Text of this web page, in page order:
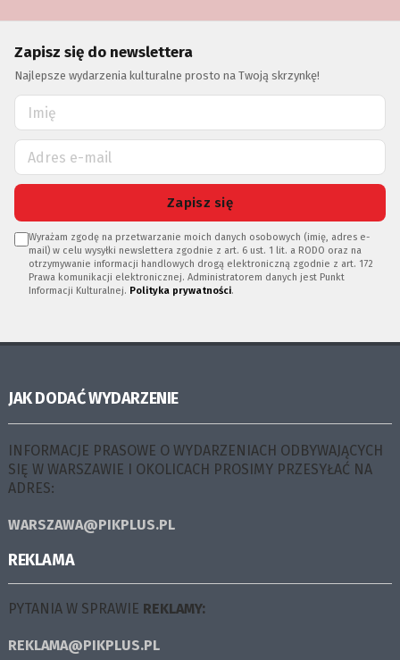
Zapisz się do newslettera
Najlepsze wydarzenia kulturalne prosto na Twoją skrzynkę!
Zapisz się
Wyrażam zgodę na przetwarzanie moich danych osobowych (imię, adres e-
mail) w celu wysyłki newslettera zgodnie z art. 6 ust. 1 lit. a RODO oraz na
otrzymywanie informacji handlowych drogą elektroniczną zgodnie z art. 172
Prawa komunikacji elektronicznej. Administratorem danych jest Punkt
Informacji Kulturalnej. Polityka prywatności.
JAK DODAĆ WYDARZENIE
INFORMACJE PRASOWE O WYDARZENIACH ODBYWAJĄCYCH
SIĘ W WARSZAWIE I OKOLICACH PROSIMY PRZESYŁAĆ NA
ADRES:
WARSZAWA@PIKPLUS.PL
REKLAMA
PYTANIA W SPRAWIE REKLAMY:
REKLAMA@PIKPLUS.PL